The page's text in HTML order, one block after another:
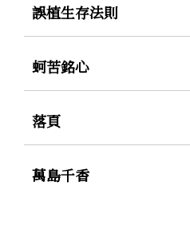
誤植生存法則
蚵苦銘心
落頁
萬島千香